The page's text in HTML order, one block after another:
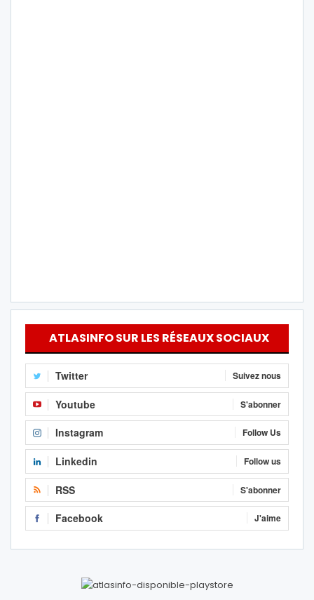
ATLASINFO SUR LES RÉSEAUX SOCIAUX
Twitter Suivez nous
Youtube S'abonner
Instagram Follow Us
Linkedin Follow us
RSS S'abonner
Facebook J'aime